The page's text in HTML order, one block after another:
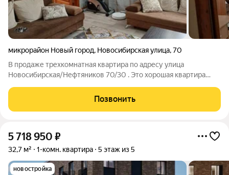
микрорайон Новый город, Новосибирская улица,70
В продаже трехкомнатная квартира по адресу улица
Новосибирская/Нефтяников 70/30 . Это хорошая квартира
квартир с хорошими соседями. Дом двухэтажный но
исправный и не требует ремонта. Первый этаж
Позвонить
5 718 950 ₽
32,7 м² 1-комн. квартира 5 этаж из 5
новостройка